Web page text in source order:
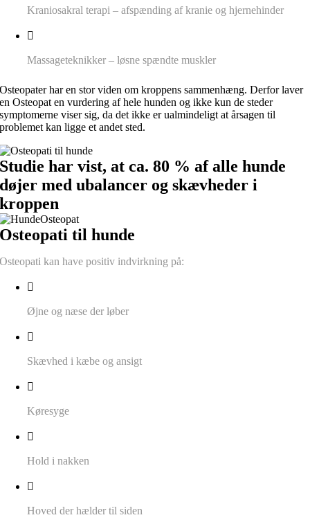
Kraniosakral terapi – afspænding af kranie og hjernehinder
Massageteknikker – løsne spændte muskler
Osteopater har en stor viden om kroppens sammenhæng. Derfor laver
en Osteopat en vurdering af hele hunden og ikke kun de steder
symptomerne viser sig, da det ikke er ualmindeligt at årsagen til
problemet kan ligge et andet sted.
Studie har vist, at ca. 80 % af alle hunde
døjer med ubalancer og skævheder i
kroppen
Osteopati til hunde
Osteopati kan have positiv indvirkning på:
Øjne og næse der løber
Skævhed i kæbe og ansigt
Køresyge
Hold i nakken
Hoved der hælder til siden